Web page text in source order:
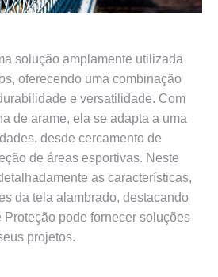
solução amplamente utilizada
oferecendo uma combinação
e versatilidade. Com
de arame, ela se adapta a uma
desde cercamento de
de áreas esportivas. Neste
as características,
da tela alambrado, destacando
pode fornecer soluções
projetos.